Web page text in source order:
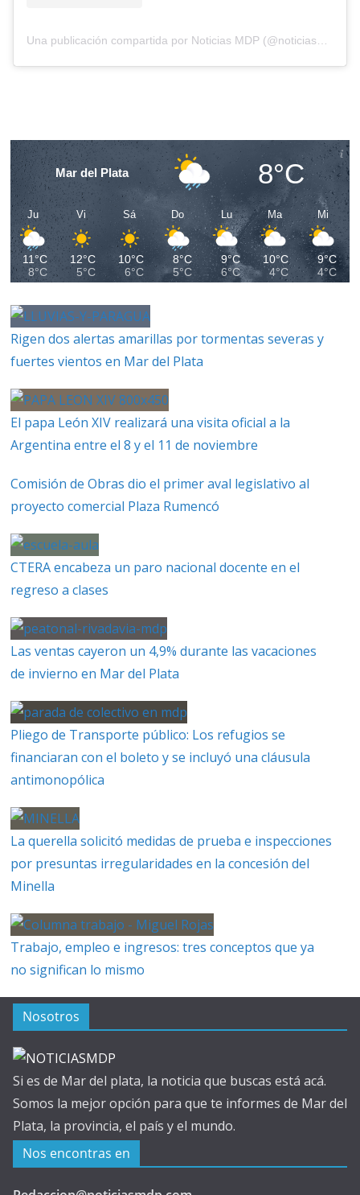
Una publicación compartida por Noticias MDP (@noticiasmdp)
Mar del Plata 8°C
Ju
11°C
8°C
Vi
12°C
5°C
Sá
10°C
6°C
Do
8°C
5°C
Lu
9°C
6°C
Ma
10°C
4°C
Mi
9°C
4°C
Rigen dos alertas amarillas por tormentas severas y
fuertes vientos en Mar del Plata
El papa León XIV realizará una visita oficial a la
Argentina entre el 8 y el 11 de noviembre
Comisión de Obras dio el primer aval legislativo al
proyecto comercial Plaza Rumencó
CTERA encabeza un paro nacional docente en el
regreso a clases
Las ventas cayeron un 4,9% durante las vacaciones
de invierno en Mar del Plata
Pliego de Transporte público: Los refugios se
financiaran con el boleto y se incluyó una cláusula
antimonopólica
La querella solicitó medidas de prueba e inspecciones
por presuntas irregularidades en la concesión del
Minella
Trabajo, empleo e ingresos: tres conceptos que ya
no significan lo mismo
Nosotros
Si es de Mar del plata, la noticia que buscas está acá.
Somos la mejor opción para que te informes de Mar del
Plata, la provincia, el país y el mundo.
Nos encontras en